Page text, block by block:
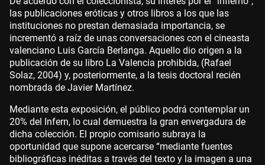
las publicaciones eróticas y otros libros a los que las
instituciones no prestan demasiada importancia, se
incrementó a raíz de unas conversaciones con el cineasta
valenciano Luis García Berlanga. Aquello dio origen a la
publicación de su libro La Valencia prohibida, (Rafael
Solaz, 2004) y, posteriormente, a la tesis doctoral recién
nombrada de Javier Martínez.
Mediante esta exposición, el público podrá contemplar un
20% del Infern, lo cual demuestra la gran envergadura de
dicha colección. El propio comisario subraya la
oportunidad que supone acercarse “mediante fuentes
bibliográficas inéditas a través del texto y la imagen a una